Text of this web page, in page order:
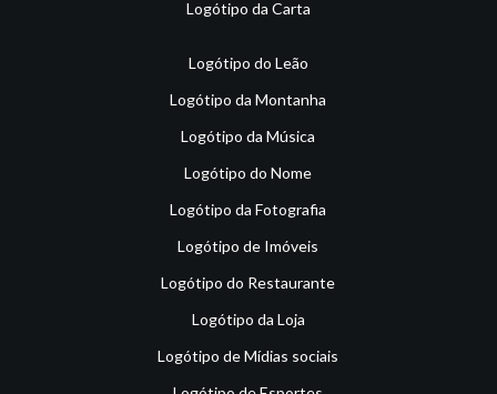
Logótipo da Carta
Logótipo do Leão
Logótipo da Montanha
Logótipo da Música
Logótipo do Nome
Logótipo da Fotografia
Logótipo de Imóveis
Logótipo do Restaurante
Logótipo da Loja
Logótipo de Mídias sociais